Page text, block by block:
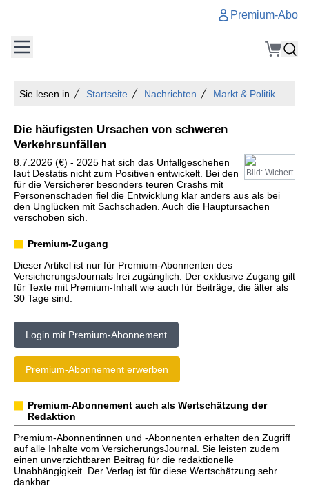
Premium-Abo
Sie lesen in Startseite Nachrichten Markt & Politik
Die häufigsten Ursachen von schweren
Verkehrsunfällen
Bild: Wichert
8.7.2026 (€) - 2025 hat sich das Unfallgeschehen
laut Destatis nicht zum Positiven entwickelt. Bei den
für die Versicherer besonders teuren Crashs mit
Personenschaden fiel die Entwicklung klar anders aus als bei
den Unglücken mit Sachschaden. Auch die Hauptursachen
verschoben sich.
Premium-Zugang
Dieser Artikel ist nur für Premium-Abonnenten des
VersicherungsJournals frei zugänglich. Der exklusive Zugang gilt
für Texte mit Premium-Inhalt wie auch für Beiträge, die älter als
30 Tage sind.
Login mit Premium-Abonnement
Premium-Abonnement erwerben
Premium-Abonnement auch als Wertschätzung der
Redaktion
Premium-Abonnentinnen und -Abonnenten erhalten den Zugriff
auf alle Inhalte vom VersicherungsJournal. Sie leisten zudem
einen unverzichtbaren Beitrag für die redaktionelle
Unabhängigkeit. Der Verlag ist für diese Wertschätzung sehr
dankbar.